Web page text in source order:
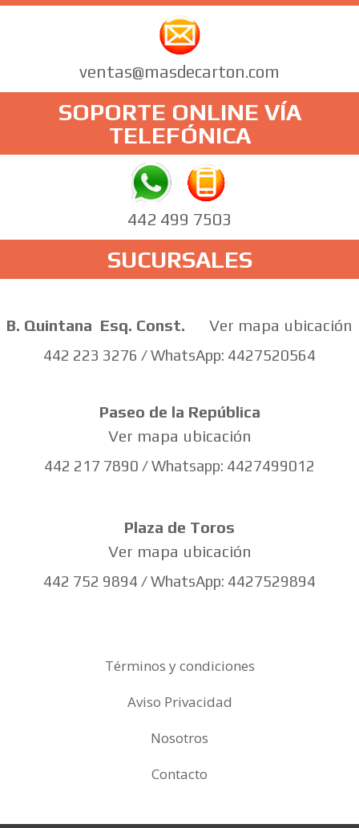
ventas@masdecarton.com
SOPORTE ONLINE VÍA
TELEFÓNICA
442 499 7503
SUCURSALES
B. Quintana Esq. Const. Ver mapa ubicación
442 223 3276 / WhatsApp: 4427520564
Paseo de la República
Ver mapa ubicación
442 217 7890 / Whatsapp: 4427499012
Plaza de Toros
Ver mapa ubicación
442 752 9894 / WhatsApp: 4427529894
Términos y condiciones
Aviso Privacidad
Nosotros
Contacto